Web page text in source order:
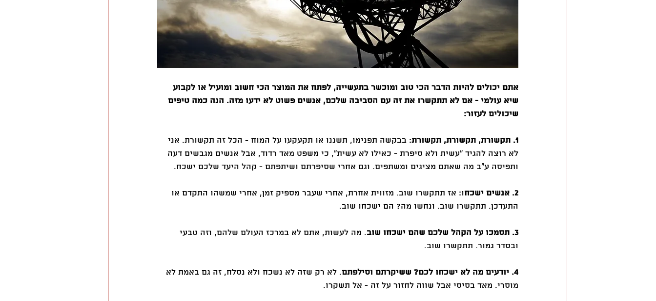
אתם יכולים להיות הדבר הכי טוב ומוכשר בתעשייה, לפתח את המוצר הכי חשוב ומועיל או לקבוע
שיא עולמי - אם לא תתקשרו את זה עם הסביבה שלכם, אנשים פשוט לא ידעו מזה. הנה כמה טיפים
שיכולים לעזור:
1. תקשורת, תקשורת, תקשורת
: בבקשה תפנימו, תשננו או תקעקעו על המוח - הכל זה תקשורת. אני
לא רוצה להגיד ״עשית ולא סיפרת - כאילו לא עשית״, כי משפט מאד רדוד, אבל אנשים מגבשים דעה
ותפיסה ע״ב מה שאתם מציגים ומשתפים. וגם אחרי שסיפרתם ושיתפתם - קהל היעד שלכם ישכח.
2. אנשים ישכח
ו: אז תתקשרו שוב. מזווית אחרת, אחרי שעבר מספיק זמן, אחרי שמשהו התקדם או
התעדכן. תתקשרו שוב. ונחשו מה? הם ישכחו שוב.
3. תסמכו על הקהל שלכם שהם ישכחו שוב
. מה לעשות, אתם לא במרכז העולם שלהם, וזה טבעי
ובסדר גמור. תתקשרו שוב.
4. יודעים מה לא ישכחו לכם? ששיקרתם וסילפתם
. לא רק שזה לא נשכח ולא נסלח, זה גם באמת לא
מוסרי. מאד בסיסי אבל שווה לחזור על זה - אל תשקרו.